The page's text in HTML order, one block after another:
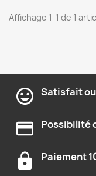
Affichage 1-1 de 1
Satisfait
Possibilité
Paiement